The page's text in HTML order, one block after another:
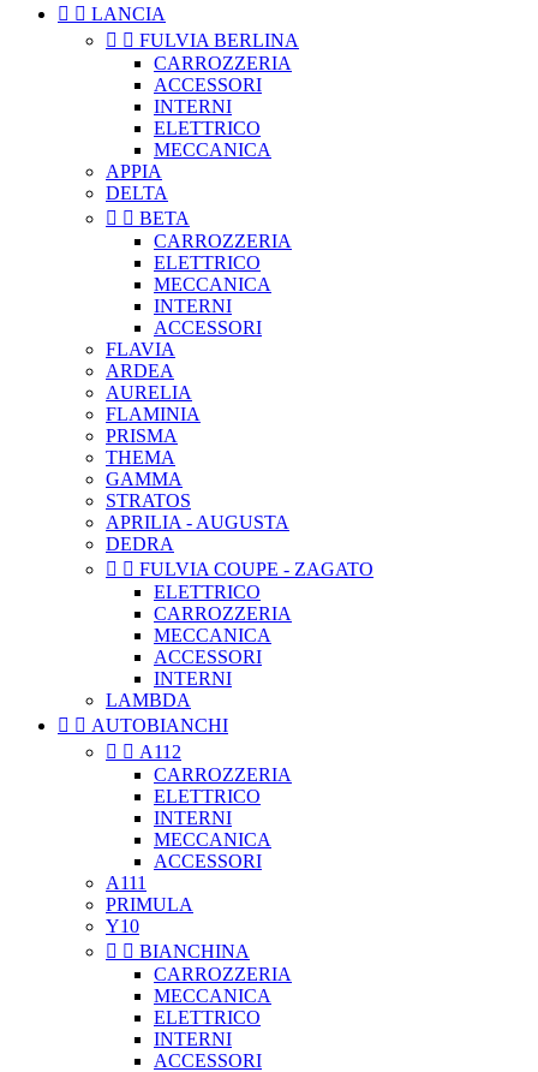
  LANCIA
  FULVIA BERLINA
CARROZZERIA
ACCESSORI
INTERNI
ELETTRICO
MECCANICA
APPIA
DELTA
  BETA
CARROZZERIA
ELETTRICO
MECCANICA
INTERNI
ACCESSORI
FLAVIA
ARDEA
AURELIA
FLAMINIA
PRISMA
THEMA
GAMMA
STRATOS
APRILIA - AUGUSTA
DEDRA
  FULVIA COUPE - ZAGATO
ELETTRICO
CARROZZERIA
MECCANICA
ACCESSORI
INTERNI
LAMBDA
  AUTOBIANCHI
  A112
CARROZZERIA
ELETTRICO
INTERNI
MECCANICA
ACCESSORI
A111
PRIMULA
Y10
  BIANCHINA
CARROZZERIA
MECCANICA
ELETTRICO
INTERNI
ACCESSORI